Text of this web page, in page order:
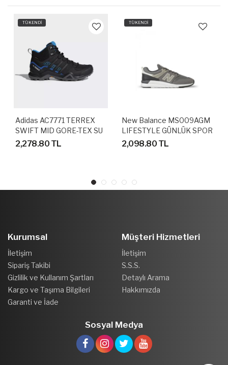
TÜKENDİ
Adidas AC7771 TERREX
SWIFT MID GORE-TEX SU
GEÇİRMEZ OUTDOOR
AYAKKABI
2,278.80 TL
TÜKENDİ
New Balance MS009AGM
LIFESTYLE GÜNLÜK SPOR
AYAKKABI
2,098.80 TL
Kurumsal
İletişim
Sipariş Takibi
Gizlilik ve Kullanım Şartları
Kargo ve Taşıma Bilgileri
Garanti ve İade
Müşteri Hizmetleri
İletişim
S.S.S.
Detaylı Arama
Hakkımızda
Sosyal Medya